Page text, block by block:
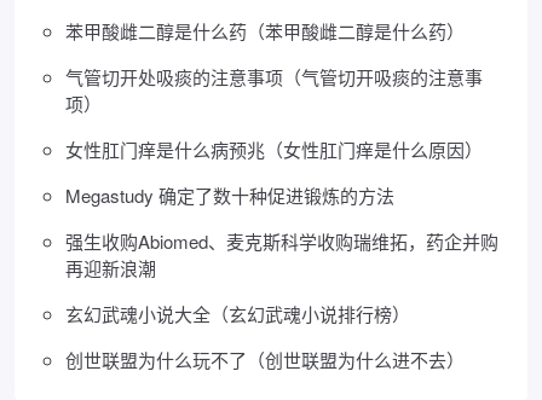
苯甲酸雌二醇是什么药（苯甲酸雌二醇是什么药）
气管切开处吸痰的注意事项（气管切开吸痰的注意事
项）
女性肛门痒是什么病预兆（女性肛门痒是什么原因）
Megastudy 确定了数十种促进锻炼的方法
强生收购Abiomed、麦克斯科学收购瑞维拓，药企并购
再迎新浪潮
玄幻武魂小说大全（玄幻武魂小说排行榜）
创世联盟为什么玩不了（创世联盟为什么进不去）